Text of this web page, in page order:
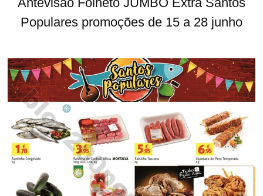
Populares promoções de 15 a 28 junho